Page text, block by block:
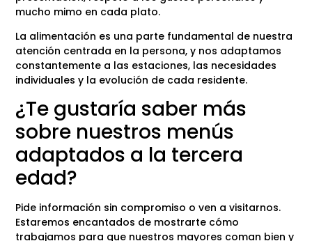
mucho mimo en cada plato.
La alimentación es una parte fundamental de nuestra
atención centrada en la persona, y nos adaptamos
constantemente a las estaciones, las necesidades
individuales y la evolución de cada residente.
¿Te gustaría saber más
sobre nuestros menús
adaptados a la tercera
edad?
Pide información sin compromiso o ven a visitarnos.
Estaremos encantados de mostrarte cómo
trabajamos para que nuestros mayores coman bien y